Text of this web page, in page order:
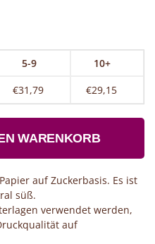
5-9
10+
€31,79 €29,15
WARENKORB
auf Zuckerbasis. Es ist
süß.
verwendet werden,
auf